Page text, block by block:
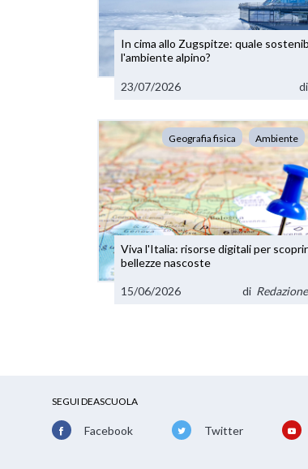
In cima allo Zugspitze: quale
l'ambiente alpino?
23/07/2026 di
Geografia fisica Ambiente
Viva l'Italia: risorse digitali per
bellezze nascoste
15/06/2026 di
SEGUI DEASCUOLA
Facebook Twitter